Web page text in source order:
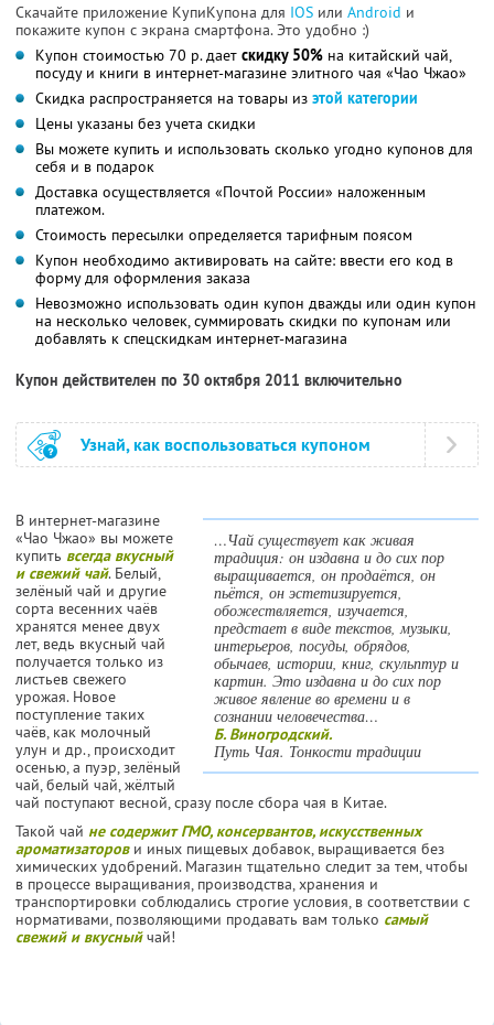
Скачайте приложение КупиКупона для IOS или Android и
покажите купон с экрана смартфона. Это удобно :)
Купон стоимостью 70 р. дает скидку 50% на китайский чай,
посуду и книги в интернет-магазине элитного чая «Чао Чжао»
Скидка распространяется на товары из этой категории
Цены указаны без учета скидки
Вы можете купить и использовать сколько угодно купонов для
себя и в подарок
Доставка осуществляется «Почтой России» наложенным
платежом.
Стоимость пересылки определяется тарифным поясом
Купон необходимо активировать на сайте: ввести его код в
форму для оформления заказа
Невозможно использовать один купон дважды или один купон
на несколько человек, суммировать скидки по купонам или
добавлять к спецскидкам интернет-магазина
Купон действителен по 30 октября 2011 включительно
Узнай, как воспользоваться купоном
…Чай существует как живая
традиция: он издавна и до сих пор
выращивается, он продаётся, он
пьётся, он эстетизируется,
обожествляется, изучается,
предстает в виде текстов, музыки,
интерьеров, посуды, обрядов,
обычаев, истории, книг, скульптур и
картин. Это издавна и до сих пор
живое явление во времени и в
сознании человечества…
Б. Виногродский.
Путь Чая. Тонкости традиции
В интернет-магазине
«Чао Чжао» вы можете
купить всегда вкусный
и свежий чай. Белый,
зелёный чай и другие
сорта весенних чаёв
хранятся менее двух
лет, ведь вкусный чай
получается только из
листьев свежего
урожая. Новое
поступление таких
чаёв, как молочный
улун и др., происходит
осенью, а пуэр, зелёный
чай, белый чай, жёлтый
чай поступают весной, сразу после сбора чая в Китае.
Такой чай не содержит ГМО, консервантов, искусственных
ароматизаторови иных пищевых добавок, выращивается без
химических удобрений. Магазин тщательно следит за тем, чтобы
в процессе выращивания, производства, хранения и
транспортировки соблюдались строгие условия, в соответствии с
нормативами, позволяющими продавать вам только самый
свежий и вкусныйчай!